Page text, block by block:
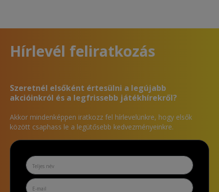
Hírlevél feliratkozás
Szeretnél elsőként értesülni a legújabb
akcióinkról és a legfrissebb játékhírekről?
Akkor mindenképpen iratkozz fel hírlevelünkre, hogy elsők
között csaphass le a legütősebb kedvezményeinkre.